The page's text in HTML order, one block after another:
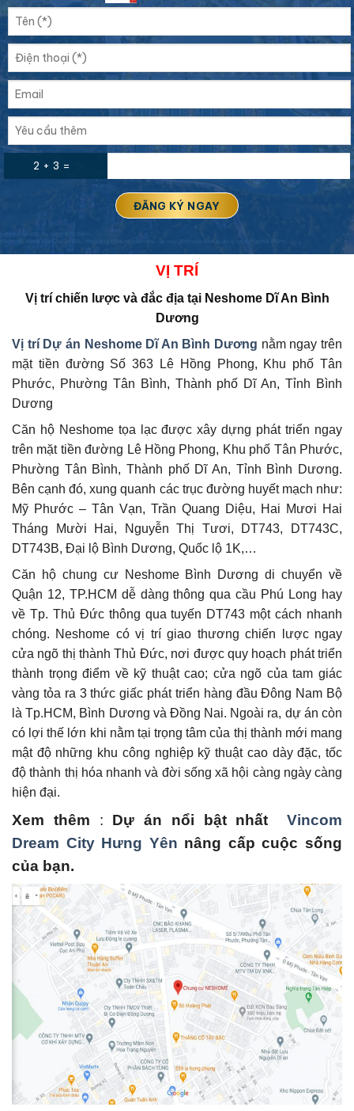
2 + 3 =
VỊ TRÍ
Vị trí chiến lược và đắc địa tạiNeshome Dĩ An Bình
Dương
Vị trí Dự án Neshome Dĩ An Bình Dương nằm ngay trên
mặt tiền đường Số 363 Lê Hồng Phong, Khu phố Tân
Phước, Phường Tân Bình, Thành phố Dĩ An, Tỉnh Bình
Dương
Căn hộ Neshome tọa lạc được xây dựng phát triển ngay
trên mặt tiền đường Lê Hồng Phong, Khu phố Tân Phước,
Phường Tân Bình, Thành phố Dĩ An, Tỉnh Bình Dương.
Bên cạnh đó, xung quanh các trục đường huyết mạch như:
Mỹ Phước – Tân Vạn, Trần Quang Diệu, Hai Mươi Hai
Tháng Mười Hai, Nguyễn Thị Tươi, DT743, DT743C,
DT743B, Đại lộ Bình Dương, Quốc lộ 1K,…
Căn hộ chung cư Neshome Bình Dương di chuyển về
Quận 12, TP.HCM dễ dàng thông qua cầu Phú Long hay
về Tp. Thủ Đức thông qua tuyến DT743 một cách nhanh
chóng. Neshome có vị trí giao thương chiến lược ngay
cửa ngõ thị thành Thủ Đức, nơi được quy hoạch phát triển
thành trọng điểm về kỹ thuật cao; cửa ngõ của tam giác
vàng tỏa ra 3 thức giấc phát triển hàng đầu Đông Nam Bộ
là Tp.HCM, Bình Dương và Đồng Nai. Ngoài ra, dự án còn
có lợi thế lớn khi nằm tại trọng tâm của thị thành mới mang
mật độ những khu công nghiệp kỹ thuật cao dày đặc, tốc
độ thành thị hóa nhanh và đời sống xã hội càng ngày càng
hiện đại.
Xem thêm : Dự án nổi bật nhấtVincom
Dream City Hưng Yên nâng cấp cuộc sống
của bạn.